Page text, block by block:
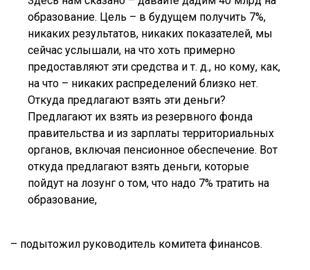
образование. Цель – в будущем получить 7%,
никаких результатов, никаких показателей, мы
сейчас услышали, на что хоть примерно
предоставляют эти средства и т. д., но кому, как,
на что – никаких распределений близко нет.
Откуда предлагают взять эти деньги?
Предлагают их взять из резервного фонда
правительства и из зарплаты территориальных
органов, включая пенсионное обеспечение. Вот
откуда предлагают взять деньги, которые
пойдут на лозунг о том, что надо 7% тратить на
образование,
– подытожил руководитель комитета финансов.